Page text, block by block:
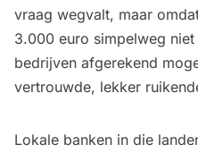
vraag wegvalt, maar
3.000 euro simpelweg
bedrijven afgerekend
vertrouwde, lekker
Lokale banken in die